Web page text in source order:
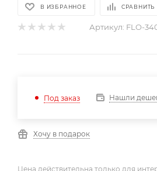
В ИЗБРАННОЕ СРАВНИТЬ
Артикул: FLO-
Под заказ Нашли
Хочу в подарок
Цена действительна только для